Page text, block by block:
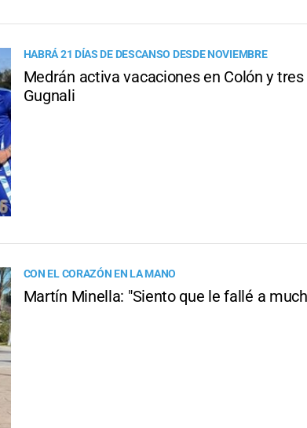
HABRÁ 21 DÍAS DE DESCANSO DESDE NOVIEMBRE
Medrán activa vacaciones en Colón y
Gugnali
CON EL CORAZÓN EN LA MANO
Martín Minella: "Siento que le fallé a